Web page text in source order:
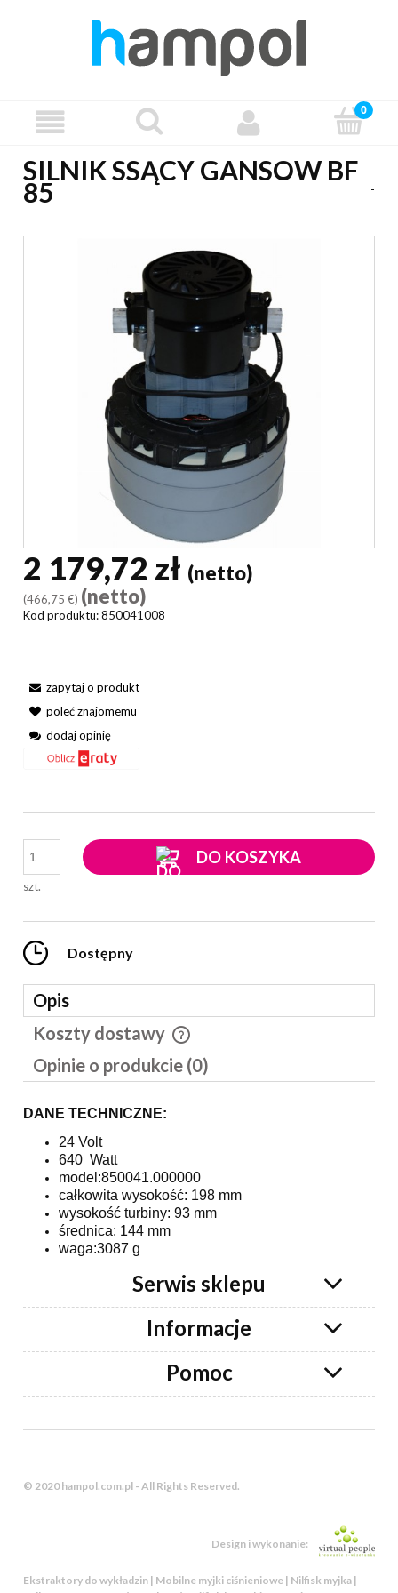
SILNIK SSĄCY GANSOW BF
85 -
2 179,72 zł (netto)
(466,75 €) (netto)
Kod produktu:850041008
zapytaj o produkt
poleć znajomemu
dodaj opinię
szt.
DO KOSZYKA
Dostępny
Opis
Koszty dostawy
Cena nie zawiera ewentualnych kosztów płatności
Opinie o produkcie (0)
DANE TECHNICZNE:
24 Volt
640 Watt
model:850041.000000
całkowita wysokość: 198 mm
wysokość turbiny: 93 mm
średnica: 144 mm
waga:3087 g
Serwis sklepu
Informacje
Pomoc
© 2020 hampol.com.pl - All Rights Reserved.
Design i wykonanie:
Ekstraktory do wykładzin | Mobilne myjki ciśnieniowe | Nilfisk myjka |